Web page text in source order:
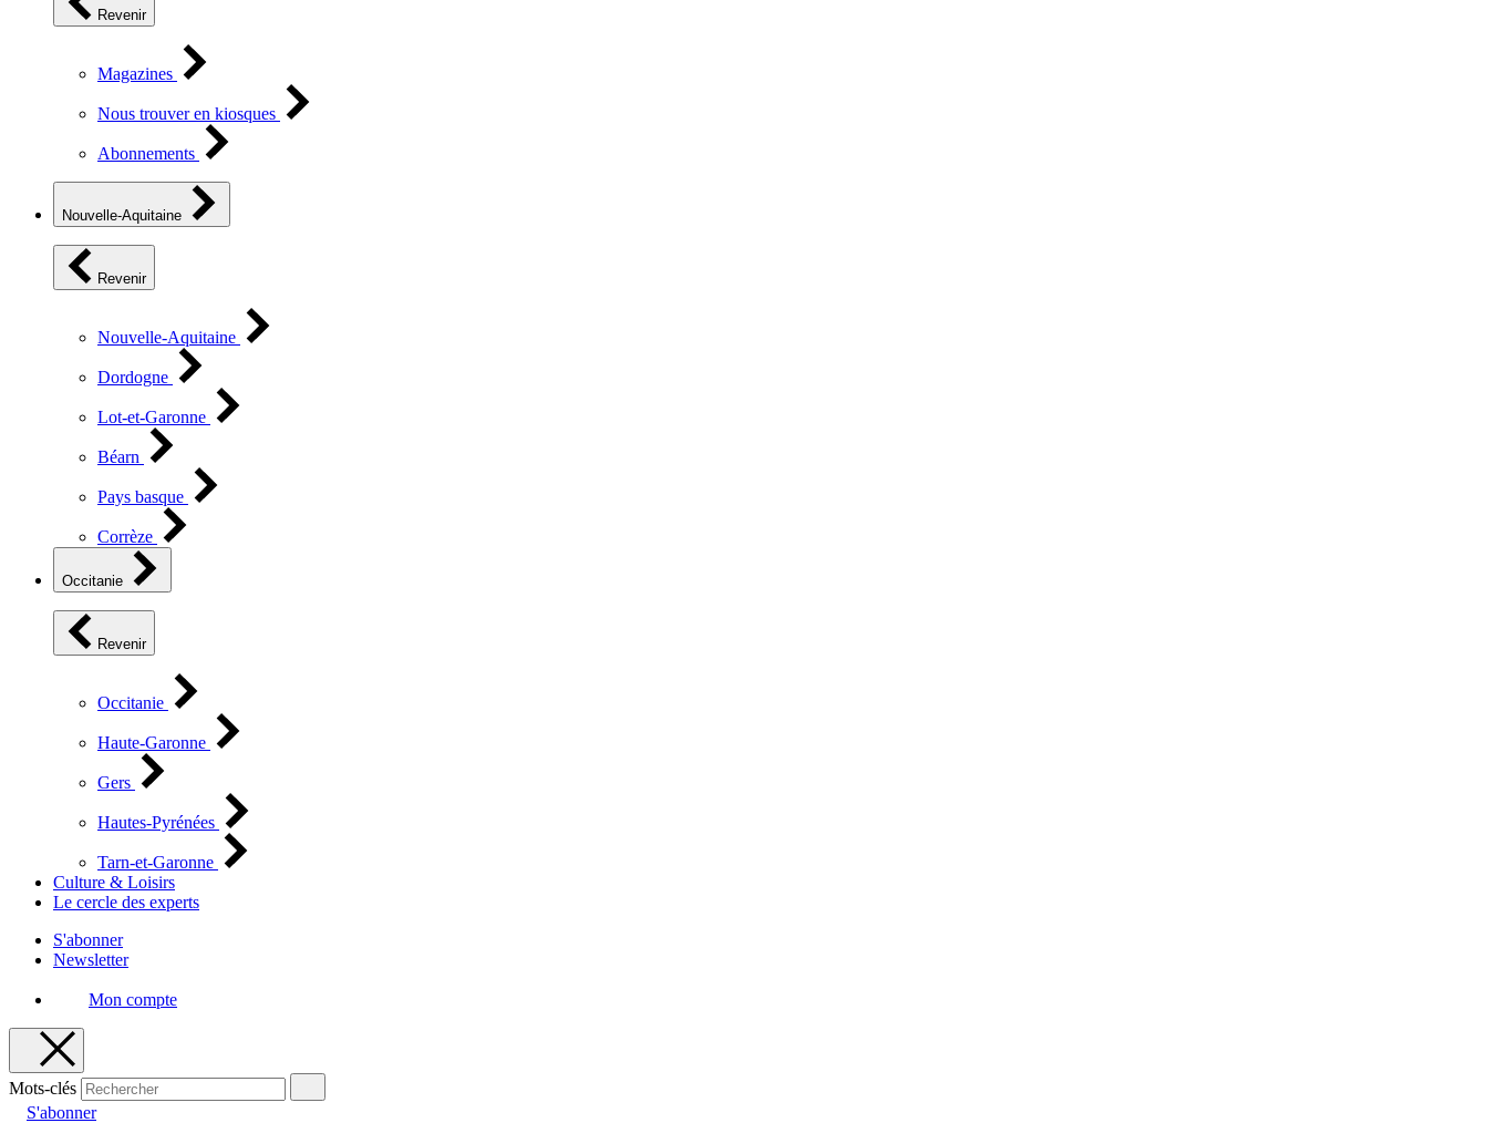
Revenir
Magazines
Nous trouver en kiosques
Abonnements
Nouvelle-Aquitaine
Revenir
Nouvelle-Aquitaine
Dordogne
Lot-et-Garonne
Béarn
Pays basque
Corrèze
Occitanie
Revenir
Occitanie
Haute-Garonne
Gers
Hautes-Pyrénées
Tarn-et-Garonne
Culture & Loisirs
Le cercle des experts
S'abonner
Newsletter
Mon compte
Mots-clés
S'abonner